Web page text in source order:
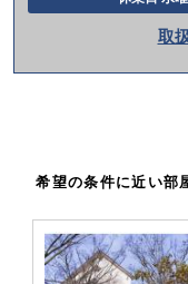
取
希望の条件に近い部